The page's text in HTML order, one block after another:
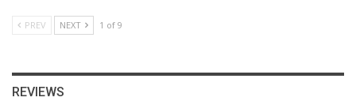
PREV NEXT 1 of 9
REVIEWS